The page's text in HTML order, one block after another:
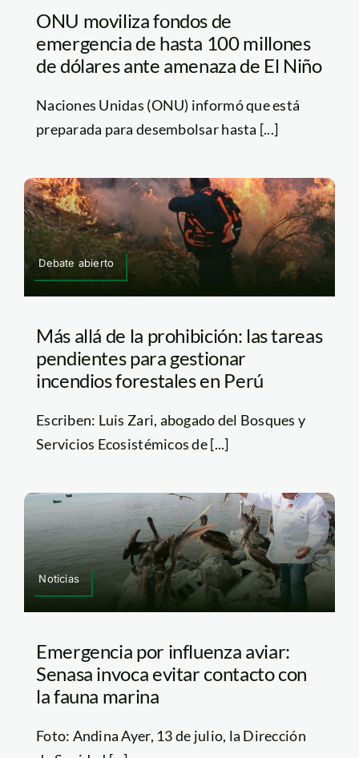
ONU moviliza fondos de
emergencia de hasta 100 millones
de dólares ante amenaza de El Niño
Naciones Unidas (ONU) informó que está
preparada para desembolsar hasta [...]
Debate abierto
Más allá de la prohibición: las tareas
pendientes para gestionar
incendios forestales en Perú
Escriben: Luis Zari, abogado del Bosques y
Servicios Ecosistémicos de [...]
Noticias
Emergencia por influenza aviar:
Senasa invoca evitar contacto con
la fauna marina
Foto: Andina Ayer, 13 de julio, la Dirección